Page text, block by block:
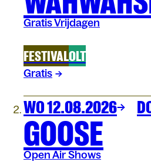
Gratis Vrijdagen
FESTIVALOLT
Gratis
WO 12.08.2026
GOOSE
Open Air Shows